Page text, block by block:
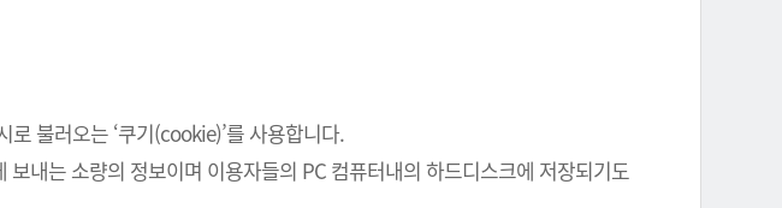
불러오는 ‘쿠기(cookie)’를 사용합니다.
내는 소량의 정보이며 이용자들의 PC 컴퓨터내의 하드디스크에 저장되기도